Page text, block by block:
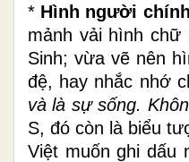
* Hình người
mảnh vải hình chữ
Sinh; vừa vẽ nên
đệ, hay nhắc nhớ
và là sự sống.
S, đó còn là biểu
Việt muốn ghi dấu